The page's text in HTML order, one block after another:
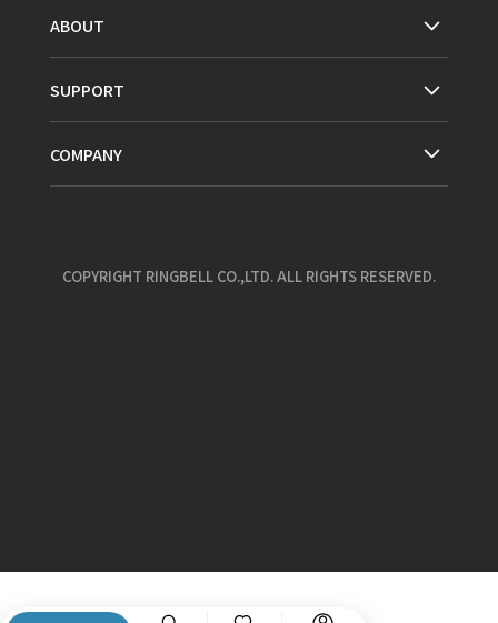
ABOUT
SUPPORT
COMPANY
COPYRIGHT RINGBELL CO.,LTD. ALL RIGHTS RESERVED.